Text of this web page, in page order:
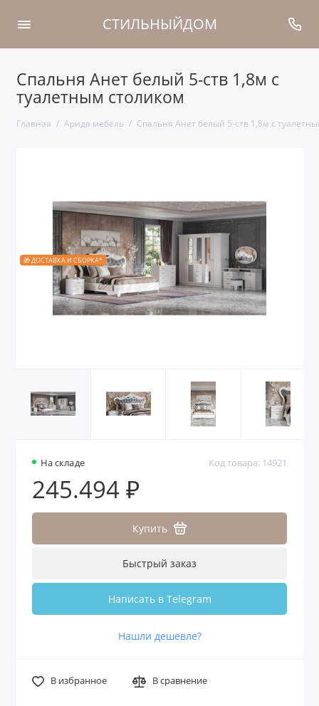
СТИЛЬНЫЙДОМ
Спальня Анет белый 5-ств 1,8м с
туалетным столиком
Главная Арида мебель Спальня Анет белый 5-ств 1,8м с
🎁 ДОСТАВКА И СБОРКА*
На складе Код товара: 14921
245.494 ₽
Купить
Быстрый заказ
Написать в Telegram
Нашли дешевле?
В избранное В сравнение